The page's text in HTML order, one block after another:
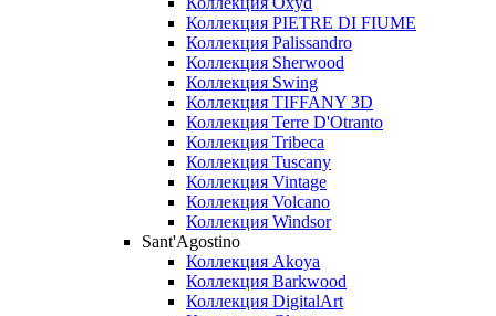
Коллекция PIETRE DI FIUME
Коллекция Palissandro
Коллекция Sherwood
Коллекция Swing
Коллекция TIFFANY 3D
Коллекция Terre D'Otranto
Коллекция Tribeca
Коллекция Tuscany
Коллекция Vintage
Коллекция Volcano
Коллекция Windsor
Sant'Agostino
Коллекция Akoya
Коллекция Barkwood
Коллекция DigitalArt